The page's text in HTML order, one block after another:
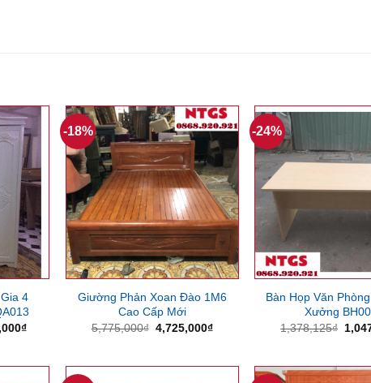
4
₫Giá
8,270,000₫.
-18%
Giường Phản Xoan Đào 1M6
Cao Cấp Mới
5,775,000₫ Giá
4,725,000₫Giá
4,725,000₫.
-24%
Bàn Họp Văn
Xưởng
1,378,125₫ Giá